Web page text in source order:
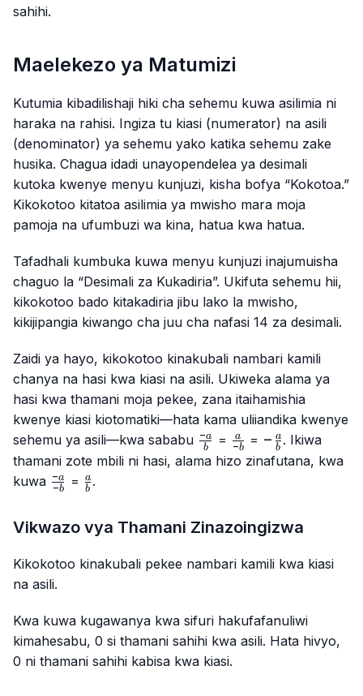
sahihi.
Maelekezo ya Matumizi
Kutumia kibadilishaji hiki cha sehemu kuwa asilimia ni
haraka na rahisi. Ingiza tu kiasi (numerator) na asili
(denominator) ya sehemu yako katika sehemu zake
husika. Chagua idadi unayopendelea ya desimali
kutoka kwenye menyu kunjuzi, kisha bofya “Kokotoa.”
Kikokotoo kitatoa asilimia ya mwisho mara moja
pamoja na ufumbuzi wa kina, hatua kwa hatua.
Tafadhali kumbuka kuwa menyu kunjuzi inajumuisha
chaguo la “Desimali za Kukadiria”. Ukifuta sehemu hii,
kikokotoo bado kitakadiria jibu lako la mwisho,
kikijipangia kiwango cha juu cha nafasi 14 za desimali.
Zaidi ya hayo, kikokotoo kinakubali nambari kamili
chanya na hasi kwa kiasi na asili. Ukiweka alama ya
hasi kwa thamani moja pekee, zana itaihamishia
kwenye kiasi kiotomatiki—hata kama uliiandika kwenye
sehemu ya asili—kwa sababu \frac{-
a}{b}
b
−a = \frac{a}
{-b}
−b
a = -
\frac{a}
− b
a . Ikiwa
thamani zote mbili ni hasi, alama hizo zinafutana, kwa
kuwa \frac{-
a}{-b}
−b
−a = \frac{a}
{b}
b
a .
Vikwazo vya Thamani Zinazoingizwa
Kikokotoo kinakubali pekee nambari kamili kwa kiasi
na asili.
Kwa kuwa kugawanya kwa sifuri hakufafanuliwi
kimahesabu, 0 si thamani sahihi kwa asili. Hata hivyo,
0 ni thamani sahihi kabisa kwa kiasi.